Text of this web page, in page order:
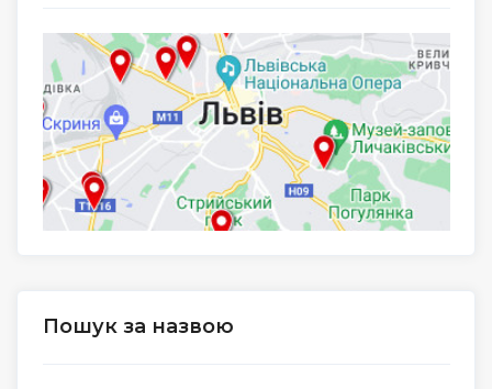
Пошук за назвою